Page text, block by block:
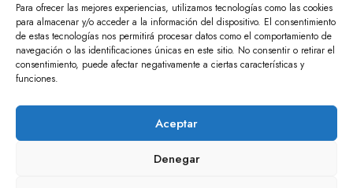
Para ofrecer las mejores experiencias, utilizamos tecnologías como las cookies
para almacenar y/o acceder a la información del dispositivo. El consentimiento
de estas tecnologías nos permitirá procesar datos como el comportamiento de
navegación o las identificaciones únicas en este sitio. No consentir o retirar el
consentimiento, puede afectar negativamente a ciertas características y
funciones.
Aceptar
Denegar